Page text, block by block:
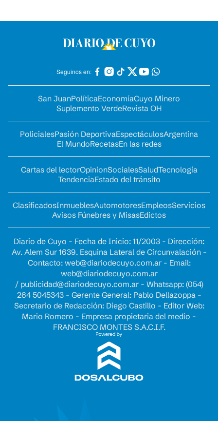
Seguinos en:
San JuanPolíticaEconomíaCuyo Minero
Suplemento VerdeRevista OH
PolicialesPasión DeportivaEspectáculosArgentina
El MundoRecetasEn las redes
Cartas del lectorOpinionSocialesSaludTecnología
TendenciaEstado del tránsito
ClasificadosInmueblesAutomotoresEmpleosServicios
Avisos Fúnebres y MisasEdictos
Diario de Cuyo - Fecha de Inicio: 11/2003 - Dirección:
Av. Alem Sur 1639. Esquina Lateral de Circunvalación -
Contacto: web@diariodecuyo.com.ar- Email:
web@diariodecuyo.com.ar
/ publicidad@diariodecuyo.com.ar- Whatsapp: (054)
264 5045343 - Gerente General: Pablo Dellazoppa -
Secretario de Redacción: Diego Castillo - Editor Web:
Mario Romero - Empresa propietaria del medio -
FRANCISCO MONTES S.A.C.I.F.